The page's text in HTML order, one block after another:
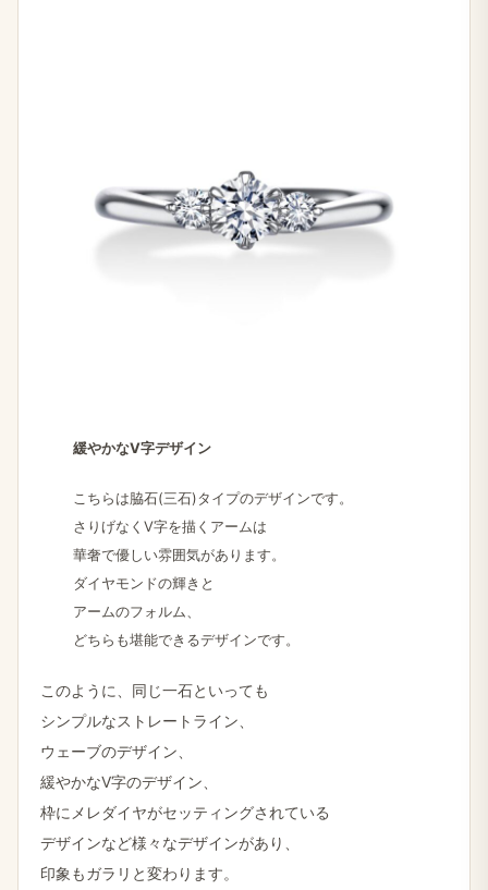
緩やかな​V字デザイン
こちらは​脇石(三石)タイプの​デザインです。
さりげなく​V字を​描く​アームは
華奢で​優しい​雰囲気が​あります。
ダイヤモンドの​輝きと
アームの​フォルム、
どちらも​堪能できる​デザインです。
このように、​同じ​一石と​いっても
シンプルな​ストレートライン、
ウェーブの​デザイン、
緩やかな​V字の​デザイン、
枠に​メレダイヤが​セッティングされている
デザインなど​様々な​デザインが​あり、
印象も​ガラリと​変わります。